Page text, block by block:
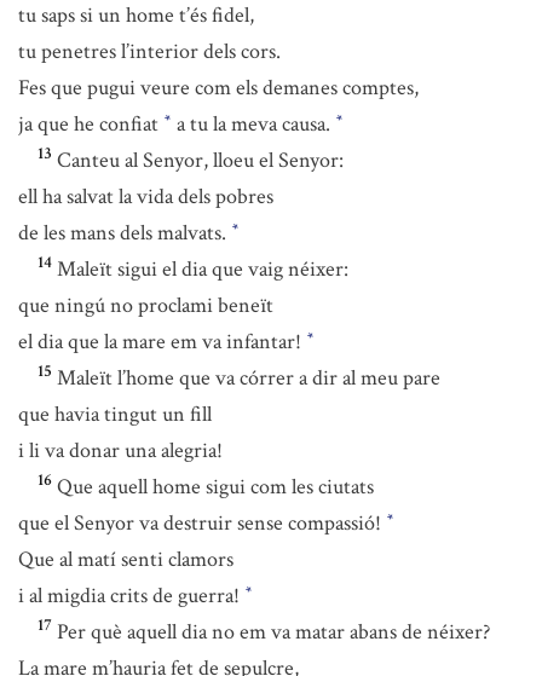
tu saps si un home t’és fidel,
tu penetres l’interior dels cors.
Fes que pugui veure com els demanes comptes,
ja que he confiat * a tu la meva causa. *
13 Canteu al Senyor, lloeu el Senyor:
ell ha salvat la vida dels pobres
de les mans dels malvats. *
14 Maleït sigui el dia que vaig néixer:
que ningú no proclami beneït
el dia que la mare em va infantar! *
15 Maleït l’home que va córrer a dir al meu pare
que havia tingut un fill
i li va donar una alegria!
16 Que aquell home sigui com les ciutats
que el Senyor va destruir sense compassió! *
Que al matí senti clamors
i al migdia crits de guerra! *
17 Per què aquell dia no em va matar abans de néixer?
La mare m’hauria fet de sepulcre,